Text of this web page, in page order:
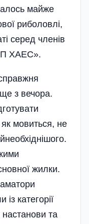
майже
риболовлі,
серед членів
ХАЕС».
з вечора.
мовиться, не
жилки.
категорії
настанови та